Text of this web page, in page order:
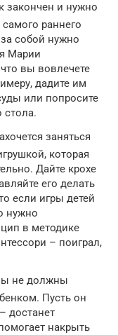
закончен и нужно
раннего
собой нужно
Марии
вы вовлечете
дадите им
или попросите
заняться
которая
Дайте крохе
его делать
если игры детей
нужно
в методике
– поиграл,
не должны
Пусть он
достанет
накрыть